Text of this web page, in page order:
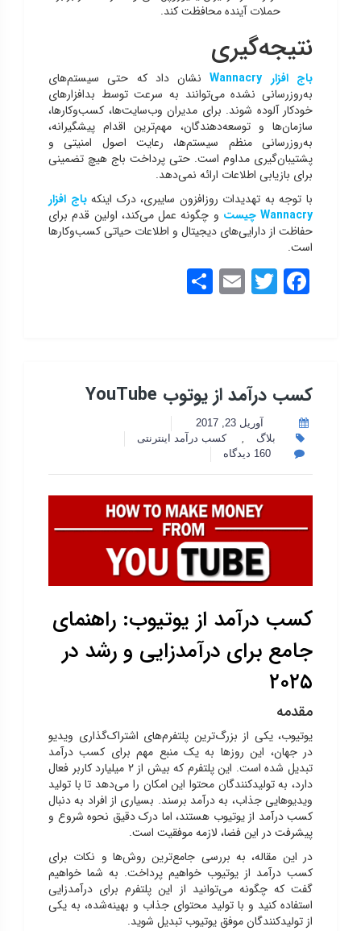
حملات آینده محافظت کند.
نتیجه‌گیری
باج افزار Wannacry
نشان داد که حتی سیستم‌های
به‌روزرسانی نشده می‌توانند به سرعت توسط بدافزارهای
خودکار آلوده شوند. برای مدیران وب‌سایت‌ها، کسب‌وکارها،
سازمان‌ها و توسعه‌دهندگان، مهم‌ترین اقدام پیشگیرانه،
به‌روزرسانی منظم سیستم‌ها، رعایت اصول امنیتی و
پشتیبان‌گیری مداوم است. حتی پرداخت باج هیچ تضمینی
برای بازیابی اطلاعات ارائه نمی‌دهد.
با توجه به تهدیدات روزافزون سایبری، درک اینکهباج افزار
Wannacry چیست
و چگونه عمل می‌کند، اولین قدم برای
حفاظت از دارایی‌های دیجیتال و اطلاعات حیاتی کسب‌وکارها
است.
Facebook
Twitter
Email
کسب درآمد از یوتوب YouTube
آوریل 23, 2017
بلاگ
,
کسب درآمد اینترنتی
کسب درآمد از یوتیوب: راهنمای
جامع برای درآمدزایی و رشد در
۲۰۲۵
مقدمه
یوتیوب، یکی از بزرگ‌ترین پلتفرم‌های اشتراک‌گذاری ویدیو
در جهان، این روزها به یک منبع مهم برای کسب درآمد
تبدیل شده است. این پلتفرم که بیش از ۲ میلیارد کاربر فعال
دارد، به تولیدکنندگان محتوا این امکان را می‌دهد تا با تولید
ویدیوهایی جذاب، به درآمد برسند. بسیاری از افراد به دنبال
کسب درآمد از یوتیوب هستند، اما درک دقیق نحوه شروع و
پیشرفت در این فضا، لازمه موفقیت است.
در این مقاله، به بررسی جامع‌ترین روش‌ها و نکات برای
کسب درآمد از یوتیوب خواهیم پرداخت. به شما خواهیم
گفت که چگونه می‌توانید از این پلتفرم برای درآمدزایی
استفاده کنید و با تولید محتوای جذاب و بهینه‌شده، به یکی
از تولیدکنندگان موفق یوتیوب تبدیل شوید.